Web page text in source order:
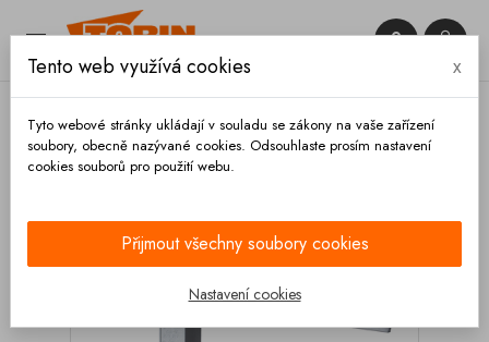
 

Tento web využívá cookies x
Tyto webové stránky ukládají v souladu se zákony na vaše zařízení
soubory, obecně nazývané cookies. Odsouhlaste prosím nastavení
cookies souborů pro použití webu.
Přijmout všechny soubory cookies
Nastavení cookies